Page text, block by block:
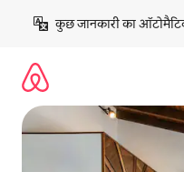
छोड़कर
कॉन्टेंट
कुछ जानकारी का